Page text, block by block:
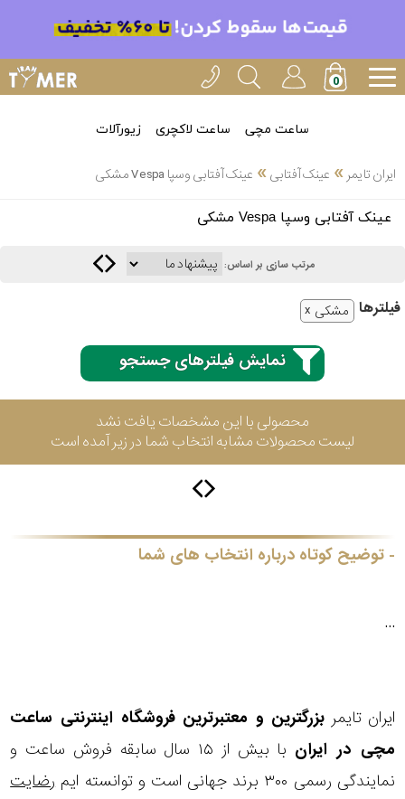
ساعت مچی ساعت لاکچری زیورآلات
ایران تایمر » عینک آفتابی» عینک آفتابی وسپا Vespa مشکی
عینک آفتابی وسپا Vespa مشکی
مرتب سازی بر اساس:
فیلتر‌ها مشکی
نمایش فیلترهای جستجو
محصولی با این مشخصات یافت نشد
لیست محصولات مشابه انتخاب شما در زیر آمده است
توضیح کوتاه درباره انتخاب های شما
...
ایران تایمر بزرگترین و معتبرترین فروشگاه اینترنتی ساعت
مچی در ایران
با بیش از ۱۵ سال سابقه فروش ساعت و
نمایندگی رسمی ۳۰۰ برند جهانی است و توانسته ایم
رضایت
انتخاب
بین 3
3
کنزو
گس
جنسیت
برای
فرم